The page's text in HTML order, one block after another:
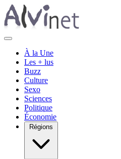
À la Une
Les + lus
Buzz
Culture
Sexo
Sciences
Politique
Économie
Régions